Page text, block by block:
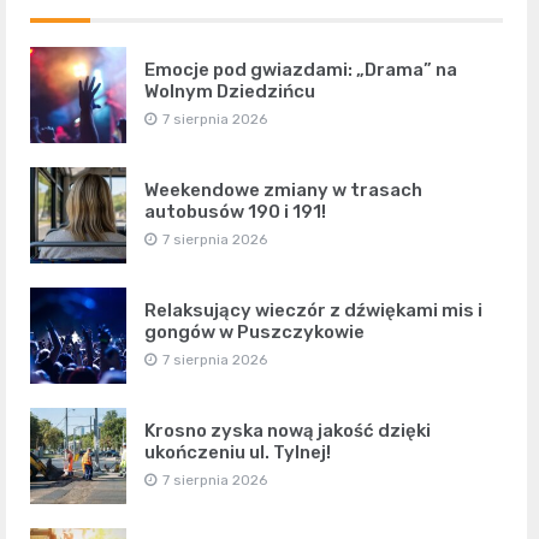
Emocje pod gwiazdami: „Drama” na
Wolnym Dziedzińcu
7 sierpnia 2026
Weekendowe zmiany w trasach
autobusów 190 i 191!
7 sierpnia 2026
Relaksujący wieczór z dźwiękami mis i
gongów w Puszczykowie
7 sierpnia 2026
Krosno zyska nową jakość dzięki
ukończeniu ul. Tylnej!
7 sierpnia 2026